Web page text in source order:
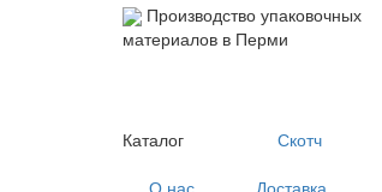
Производство упаковочных
материалов в Перми
Каталог
Скотч
О нас
Доставка